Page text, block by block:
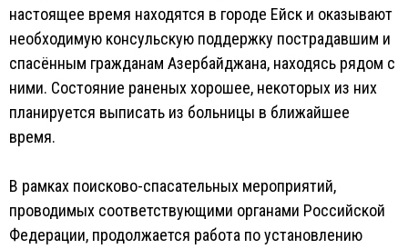
настоящее время находятся в городе Ейск и оказывают
необходимую консульскую поддержку пострадавшим и
спасённым гражданам Азербайджана, находясь рядом с
ними. Состояние раненых хорошее, некоторых из них
планируется выписать из больницы в ближайшее
время.
В рамках поисково-спасательных мероприятий,
проводимых соответствующими органами Российской
Федерации, продолжается работа по установлению